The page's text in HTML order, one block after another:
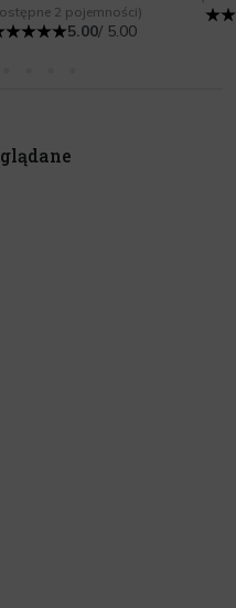
2 pojemności)
5.00/ 5.00